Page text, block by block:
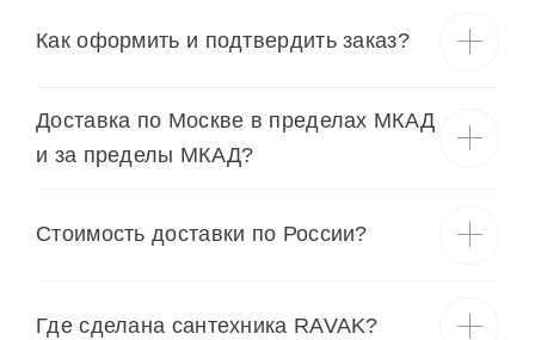
Как оформить и подтвердить заказ?
Доставка по Москве в пределах МКАД
и за пределы МКАД?
Cтоимость доставки по России?
Где сделана сантехника RAVAK?